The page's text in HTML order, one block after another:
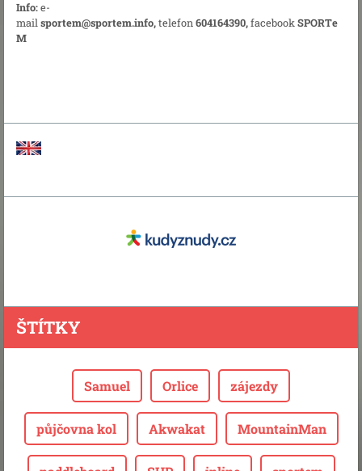
Info:e-
mail sportem@sportem.info,telefon 604164390,facebookSPORTe
M
ŠTÍTKY
Samuel Orlice zájezdy
půjčovna kol Akwakat MountainMan